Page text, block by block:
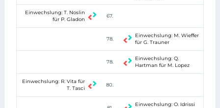
Einwechslung: T. Noslin
für P. Gladon
67.
78.
Einwechslung: M. Wieffer
für G. Trauner
78.
Einwechslung: Q.
Hartman für M. Lopez
Einwechslung: R. Vita für
T. Tasci
80.
Einwechslung: O. Idrissi